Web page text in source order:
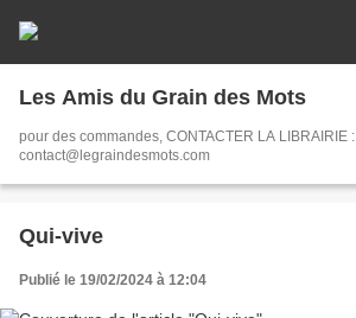
Les Amis du Grain des Mots
pour des commandes, CONTACTER LA LIBRAIRIE :
contact@legraindesmots.com
Qui-vive
Publié le 19/02/2024 à 12:04